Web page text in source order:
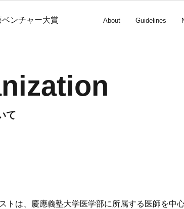
ンチャー大賞 About Guidelines
て
トは、慶應義塾大学医学部に所属する医師を中